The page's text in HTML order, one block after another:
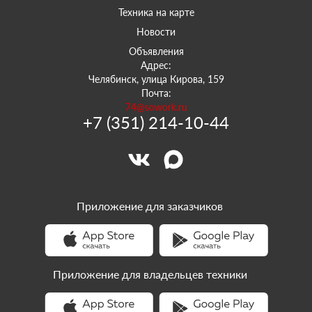
Техника на карте
Новости
Объявления
Адрес:
Челябинск, улица Кирова, 159
Почта:
74@sowork.ru
+7 (351) 214-10-44
Приложение для заказчиков
Приложение для владельцев техники